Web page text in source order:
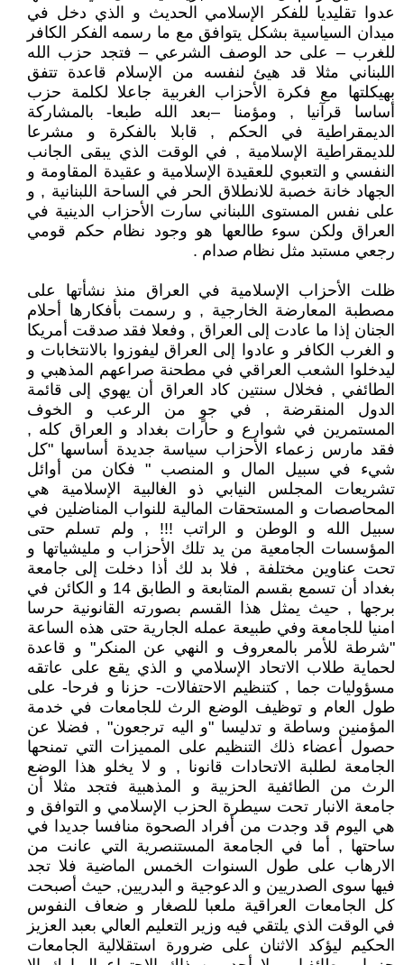
عدوا تقليديا للفكر الإسلامي الحديث و الذي دخل في
ميدان السياسية بشكل يتوافق مع ما رسمه الفكر الكافر
للغرب – على حد الوصف الشرعي – فتجد حزب الله
اللبناني مثلا قد هيئ لنفسه من الإسلام قاعدة تتفق
بهيكلتها مع فكرة الأحزاب الغربية جاعلا لكلمة حزب
أساسا قرآنيا , ومؤمنا –بعد الله طبعا- بالمشاركة
الديمقراطية في الحكم , قابلا بالفكرة و مشرعا
للديمقراطية الإسلامية , في الوقت الذي يبقى الجانب
النفسي و التعبوي للعقيدة الإسلامية و عقيدة المقاومة و
الجهاد خانة خصبة للانطلاق الحر في الساحة اللبنانية , و
على نفس المستوى اللبناني سارت الأحزاب الدينية في
العراق ولكن سوء طالعها هو وجود نظام حكم قومي
رجعي مستبد مثل نظام صدام .
ظلت الأحزاب الإسلامية في العراق منذ نشأتها على
مصطبة المعارضة الخارجية , و رسمت بأفكارها أحلام
الجنان إذا ما عادت إلى العراق , وفعلا فقد صدقت أمريكا
و الغرب الكافر و عادوا إلى العراق ليفوزوا بالانتخابات و
ليدخلوا الشعب العراقي في مطحنة صراعهم المذهبي و
الطائفي , فخلال سنتين كاد العراق أن يهوي إلى قائمة
الدول المنقرضة , في جوٍ من الرعب و الخوف
المستمرين في شوارع و حارات بغداد و العراق كله ,
فقد مارس زعماء الأحزاب سياسة جديدة أساسها "كل
شيء في سبيل المال و المنصب " فكان من أوائل
تشريعات المجلس النيابي ذو الغالبية الإسلامية هي
المحاصصات و المستحقات المالية للنواب المناضلين في
سبيل الله و الوطن و الراتب !!! , ولم تسلم حتى
المؤسسات الجامعية من يد تلك الأحزاب و مليشياتها و
تحت عناوين مختلفة , فلا بد لك أذا دخلت إلى جامعة
بغداد أن تسمع بقسم المتابعة و الطابق 14 و الكائن في
برجها , حيث يمثل هذا القسم بصورته القانونية حرسا
امنيا للجامعة وفي طبيعة عمله الجارية حتى هذه الساعة
"شرطة للأمر بالمعروف و النهي عن المنكر" و قاعدة
لحماية طلاب الاتحاد الإسلامي و الذي يقع على عاتقه
مسؤوليات جما , كتنظيم الاحتفالات- حزنا و فرحا- على
طول العام و توظيف الوضع الرث للجامعات في خدمة
المؤمنين وساطة و تدليسا "و اليه ترجعون" , فضلا عن
حصول أعضاء ذلك التنظيم على المميزات التي تمنحها
الجامعة لطلبة الاتحادات قانونا , و لا يخلو هذا الوضع
الرث من الطائفية الحزبية و المذهبية فتجد مثلا أن
جامعة الانبار تحت سيطرة الحزب الإسلامي و التوافق و
هي اليوم قد وجدت من أفراد الصحوة منافسا جديدا في
ساحتها , أما في الجامعة المستنصرية التي عانت من
الارهاب على طول السنوات الخمس الماضية فلا تجد
فيها سوى الصدريين و الدعوجية و البدريين, حيث أصبحت
كل الجامعات العراقية ملعبا للصغار و ضعاف النفوس
في الوقت الذي يلتقي فيه وزير التعليم العالي بعبد العزيز
الحكيم ليؤكد الاثنان على ضرورة استقلالية الجامعات